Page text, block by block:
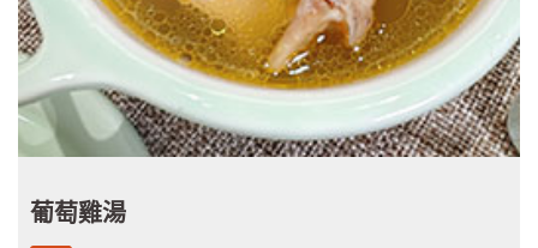
葡萄雞湯